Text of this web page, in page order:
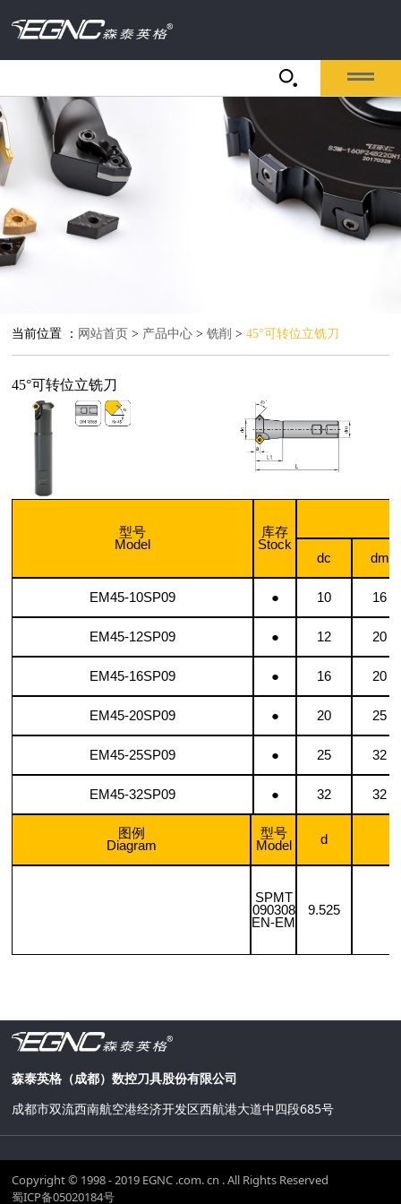
当前位置 ： 网站首页 > 产品中心 >铣削 >45°可转位立铣刀
45°可转位立铣刀
型号
Model
库存
Stock
dc
dm
EM45-10SP09 ● 10 16
EM45-12SP09 ● 12 20
EM45-16SP09 ● 16 20
EM45-20SP09 ● 20 25
EM45-25SP09 ● 25 32
EM45-32SP09 ● 32 32
图例
Diagram
型号
Model
d
SPMT
090308
EN-EM
9.525
森泰英格（成都）数控刀具股份有限公司
成都市双流西南航空港经济开发区西航港大道中四段685号
Copyright © 1998 - 2019 EGNC .com. cn . All Rights Reserved
蜀ICP备05020184号